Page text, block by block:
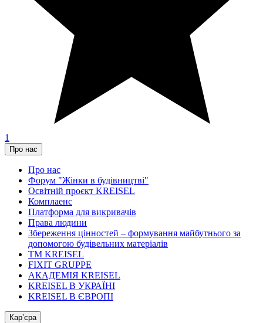
1
Про нас
Про нас
Форум "Жінки в будівництві"
Освітній проєкт KREISEL
Комплаенс
Платформа для викривачів
Права людини
Збереження цінностей – формування майбутнього за
допомогою будівельних матеріалів
ТМ KREISEL
FIXIT GRUPPE
АКАДЕМІЯ KREISEL
KREISEL В УКРАЇНІ
KREISEL В ЄВРОПІ
Кар’єра